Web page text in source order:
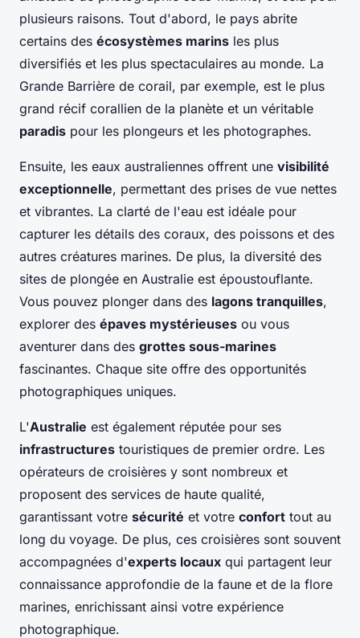
plusieurs raisons. Tout d'abord, le pays abrite
certains des écosystèmes marins les plus
diversifiés et les plus spectaculaires au monde. La
Grande Barrière de corail, par exemple, est le plus
grand récif corallien de la planète et un véritable
paradis pour les plongeurs et les photographes.
Ensuite, les eaux australiennes offrent une visibilité
exceptionnelle, permettant des prises de vue nettes
et vibrantes. La clarté de l'eau est idéale pour
capturer les détails des coraux, des poissons et des
autres créatures marines. De plus, la diversité des
sites de plongée en Australie est époustouflante.
Vous pouvez plonger dans des lagons tranquilles,
explorer des épaves mystérieuses ou vous
aventurer dans des grottes sous-marines
fascinantes. Chaque site offre des opportunités
photographiques uniques.
L'Australie est également réputée pour ses
infrastructures touristiques de premier ordre. Les
opérateurs de croisières y sont nombreux et
proposent des services de haute qualité,
garantissant votre sécurité et votre confort tout au
long du voyage. De plus, ces croisières sont souvent
accompagnées d'experts locaux qui partagent leur
connaissance approfondie de la faune et de la flore
marines, enrichissant ainsi votre expérience
photographique.